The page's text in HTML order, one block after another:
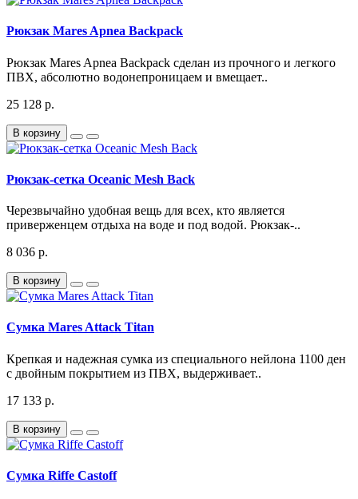
Рюкзак Mares Apnea Backpack
Рюкзак Mares Apnea Backpack сделан из прочного и легкого
ПВХ, абсолютно водонепроницаем и вмещает..
25 128 р.
В корзину
Рюкзак-сетка Oceanic Mesh Back
Черезвычайно удобная вещь для всех, кто является
приверженцем отдыха на воде и под водой. Рюкзак-..
8 036 р.
В корзину
Сумка Mares Attack Titan
Крепкая и надежная сумка из специального нейлона 1100 ден
с двойным покрытием из ПВХ, выдерживает..
17 133 р.
В корзину
Сумка Riffe Castoff